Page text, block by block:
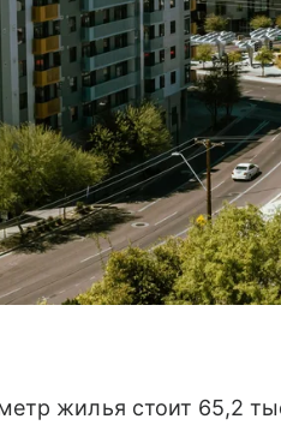
жилья стоит 65,2